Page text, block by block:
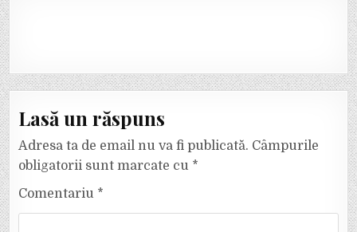
Lasă un răspuns
Adresa ta de email nu va fi publicată. Câmpurile
obligatorii sunt marcate cu *
Comentariu *